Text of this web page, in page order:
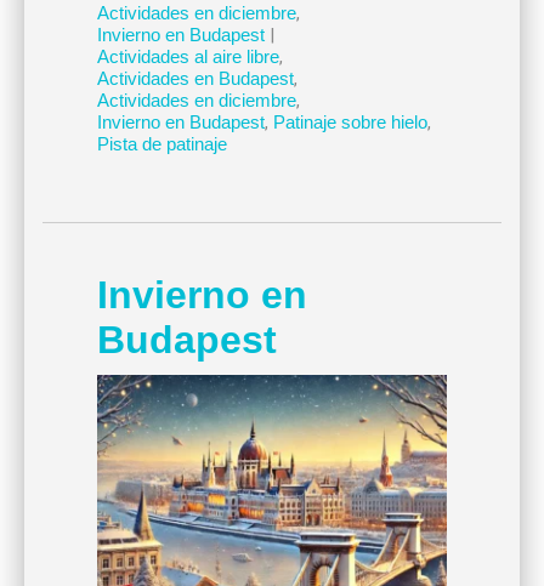
Actividades en diciembre,
Invierno en Budapest|
Actividades al aire libre,
Actividades en Budapest,
Actividades en diciembre,
Invierno en Budapest, Patinaje sobre hielo,
Pista de patinaje
Invierno en
Budapest